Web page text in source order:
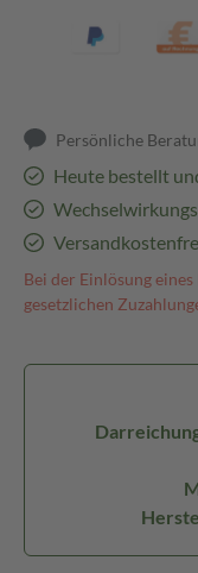
Persönliche
Heute bestellt
Bei der Einlösung
gesetzlichen